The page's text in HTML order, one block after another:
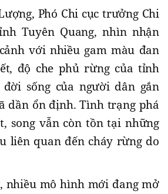
Phó Chi cục trưởng Chi
Tuyên Quang, nhìn nhận
với nhiều gam màu đan
độ che phủ rừng của tỉnh
sống của người dân gắn
dần ổn định. Tình trạng phá
song vẫn còn tồn tại những
liên quan đến cháy rừng do
nhiều mô hình mới đang mở